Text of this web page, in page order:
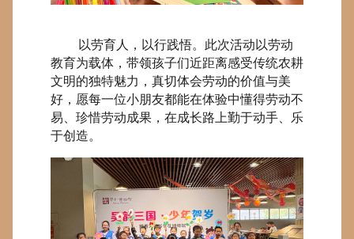
以劳育人，以行践悟。此次活动以劳动
教育为载体，带领孩子们近距离感受传统农耕
文明的独特魅力，真切体会劳动的价值与美
好，愿每一位小朋友都能在体验中懂得劳动不
易、珍惜劳动成果，在成长路上勤于动手、乐
于创造。